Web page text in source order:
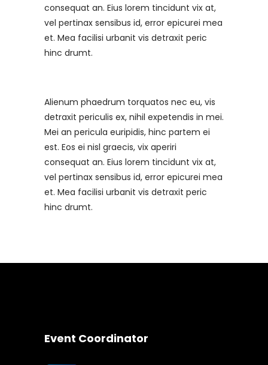
consequat an. Eius lorem tincidunt vix at,
vel pertinax sensibus id, error epicurei mea
et. Mea facilisi urbanit vis detraxit peric
hinc drumt.
Alienum phaedrum torquatos nec eu, vis
detraxit periculis ex, nihil expetendis in mei.
Mei an pericula euripidis, hinc partem ei
est. Eos ei nisl graecis, vix aperiri
consequat an. Eius lorem tincidunt vix at,
vel pertinax sensibus id, error epicurei mea
et. Mea facilisi urbanit vis detraxit peric
hinc drumt.
Event Coordinator